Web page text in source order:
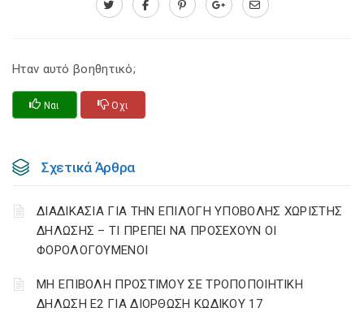
Ηταν αυτό βοηθητικό;
Ναι Οχι
Σχετικά Άρθρα
ΔΙΑΔΙΚΑΣΙΑ ΓΙΑ ΤΗΝ ΕΠΙΛΟΓΗ ΥΠΟΒΟΛΗΣ ΧΩΡΙΣΤΗΣ
ΔΗΛΩΣΗΣ – ΤΙ ΠΡΕΠΕΙ ΝΑ ΠΡΟΣΕΧΟΥΝ ΟΙ
ΦΟΡΟΛΟΓΟΥΜΕΝΟΙ
ΜΗ ΕΠΙΒΟΛΗ ΠΡΟΣΤΙΜΟΥ ΣΕ ΤΡΟΠΟΠΟΙΗΤΙΚΗ
ΔΗΛΩΣΗ Ε2 ΓΙΑ ΔΙΟΡΘΩΣΗ ΚΩΔΙΚΟΥ 17